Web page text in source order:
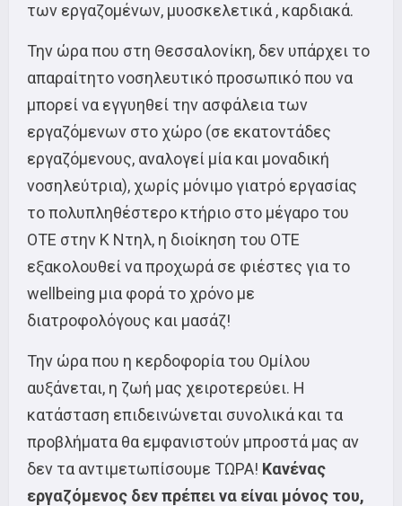
των εργαζομένων, μυοσκελετικά , καρδιακά.
Την ώρα που στη Θεσσαλονίκη, δεν υπάρχει το
απαραίτητο νοσηλευτικό προσωπικό που να
μπορεί να εγγυηθεί την ασφάλεια των
εργαζόμενων στο χώρο (σε εκατοντάδες
εργαζόμενους, αναλογεί μία και μοναδική
νοσηλεύτρια), χωρίς μόνιμο γιατρό εργασίας
το πολυπληθέστερο κτήριο στο μέγαρο του
ΟΤΕ στην Κ Ντηλ, η διοίκηση του ΟΤΕ
εξακολουθεί να προχωρά σε φιέστες για το
wellbeing μια φορά το χρόνο με
διατροφολόγους και μασάζ!
Την ώρα που η κερδοφορία του Ομίλου
αυξάνεται, η ζωή μας χειροτερεύει. Η
κατάσταση επιδεινώνεται συνολικά και τα
προβλήματα θα εμφανιστούν μπροστά μας αν
δεν τα αντιμετωπίσουμε ΤΩΡΑ! Κανένας
εργαζόμενος δεν πρέπει να είναι μόνος του,